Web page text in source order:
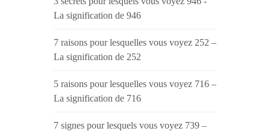
La signification de 946
7 raisons pour lesquelles vous voyez 252 –
La signification de 252
5 raisons pour lesquelles vous voyez 716 –
La signification de 716
7 signes pour lesquels vous voyez 739 –